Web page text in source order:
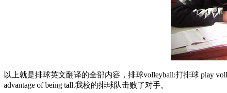
以上就是排球英文翻译的全部内容，排球volleyball:打排球 play
advantage of being tall.我校的排球队击败了对手。